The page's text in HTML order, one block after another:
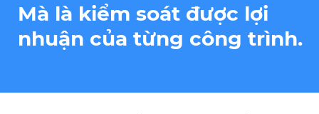
Mà là kiểm soát được lợi
nhuận của từng công trình.